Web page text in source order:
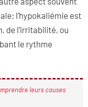
l’hypokaliémie est
de l’irritabilité, ou
le rythme
leurs causes